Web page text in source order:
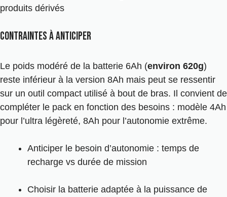
produits dérivés
Contraintes à anticiper
Le poids modéré de la batterie 6Ah (environ 620g)
reste inférieur à la version 8Ah mais peut se ressentir
sur un outil compact utilisé à bout de bras. Il convient de
compléter le pack en fonction des besoins : modèle 4Ah
pour l’ultra légèreté, 8Ah pour l’autonomie extrême.
Anticiper le besoin d’autonomie : temps de
recharge vs durée de mission
Choisir la batterie adaptée à la puissance de